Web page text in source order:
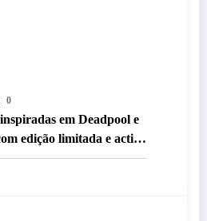
0
em Deadpool e
edição limitada e action